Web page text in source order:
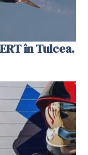
în Tulcea.